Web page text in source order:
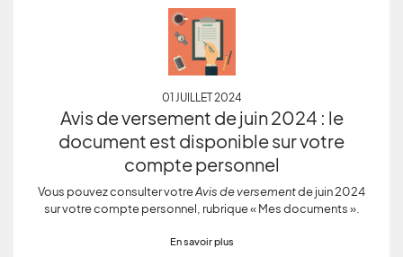
01 JUILLET 2024
Avis de versement de juin 2024 : le
document est disponible sur votre
compte personnel
Vous pouvez consulter votreAvis de versementde juin 2024
sur votre compte personnel, rubrique « Mes documents ».
En savoir plus